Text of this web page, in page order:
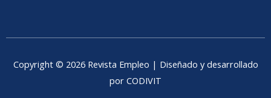
Copyright © 2026 Revista Empleo | Diseñado y desarrollado
por CODIVIT